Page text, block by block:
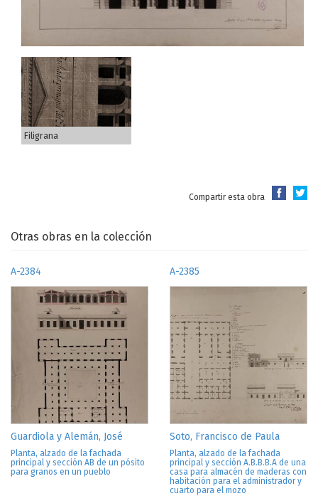
Filigrana
Compartir esta obra
Otras obras en la colección
A-2384
Guardiola y Alemán, José
Planta, alzado de la fachada
principal y sección AB de un pósito
para granos en un pueblo
A-2385
Soto, Francisco de Paula
Planta, alzado de la fachada
principal y sección A.B.B.B.A de una
casa para almacén de maderas con
habitación para el administrador y
cuarto para el mozo